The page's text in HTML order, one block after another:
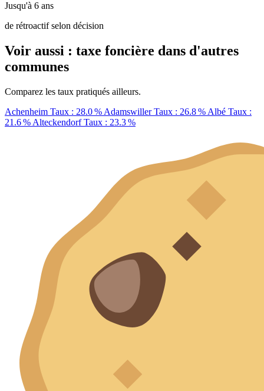
Jusqu'à 6 ans
de rétroactif selon décision
Voir aussi : taxe foncière dans d'autres
communes
Comparez les taux pratiqués ailleurs.
Achenheim Taux : 28.0 % AdamswillerTaux : 26.8 % Albé Taux :
21.6 % AlteckendorfTaux : 23.3 %